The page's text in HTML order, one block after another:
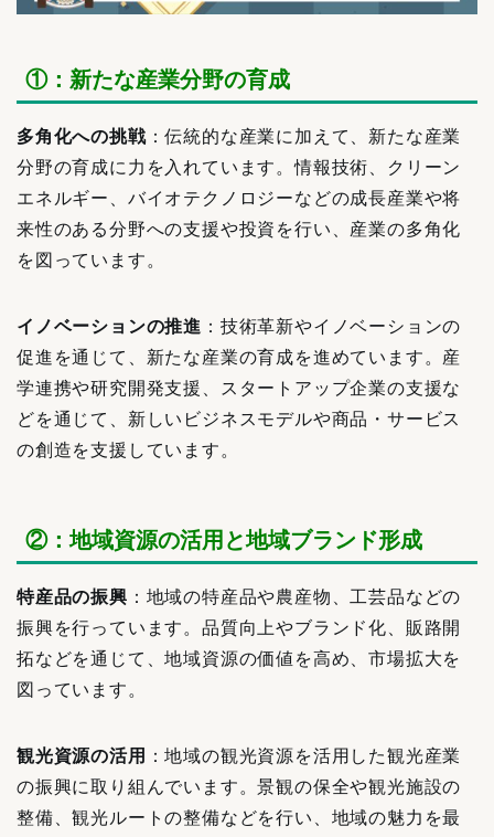
①：新たな産業分野の育成
多角化への挑戦：伝統的な産業に加えて、新たな産業
分野の育成に力を入れています。情報技術、クリーン
エネルギー、バイオテクノロジーなどの成長産業や将
来性のある分野への支援や投資を行い、産業の多角化
を図っています。
イノベーションの推進 ：技術革新やイノベーションの
促進を通じて、新たな産業の育成を進めています。産
学連携や研究開発支援、スタートアップ企業の支援な
どを通じて、新しいビジネスモデルや商品・サービス
の創造を支援しています。
②：地域資源の活用と地域ブランド形成
特産品の振興 ：地域の特産品や農産物、工芸品などの
振興を行っています。品質向上やブランド化、販路開
拓などを通じて、地域資源の価値を高め、市場拡大を
図っています。
観光資源の活用
：地域の観光資源を活用した観光産業
の振興に取り組んでいます。景観の保全や観光施設の
整備、観光ルートの整備などを行い、地域の魅力を最